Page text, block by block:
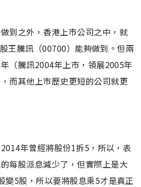
到之外，香港上市公司之中，就
王騰訊（00700）能夠做到。但兩
（騰訊2004年上市，領展2005年
而其他上市歷史更短的公司就更
年曾經將股份1拆5，所以，表
每股派息減少了，但實際上是大
變5股，所以要將股息乘5才是真正